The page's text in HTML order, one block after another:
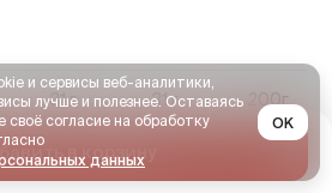
31г
Углеводы
31г
Жиры
200г
Вес
в корзину
и сервисы веб-аналитики,
лучше и полезнее. Оставаясь
согласие на обработку
данных
OK